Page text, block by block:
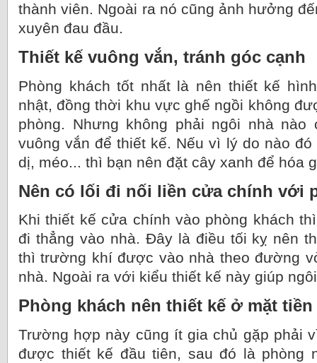
thành viên. Ngoài ra nó cũng ảnh hưởng
xuyên đau đầu.
Thiết kế vuông vắn, tránh góc cạnh
Phòng khách tốt nhất là nên thiết kế
nhật, đồng thời khu vực ghế ngồi không
phòng. Nhưng không phải ngôi nhà nào
vuông vắn để thiết kế. Nếu vì lý do nào
dị, méo... thì bạn nên đặt cây xanh để hóa
Nên có lối đi nối liền cửa chính với
Khi thiết kế cửa chính vào phòng khách
đi thẳng vào nhà. Đây là điều tối kỵ nên
thì trường khí được vào nhà theo đường
nhà. Ngoài ra với kiểu thiết kế này giúp
Phòng khách nên thiết kế ở mặt tiền
Trường hợp này cũng ít gia chủ gặp phải
được thiết kế đầu tiên, sau đó là phòng